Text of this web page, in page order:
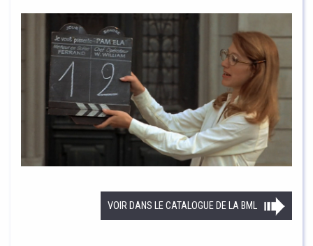
VOIR DANS LE CATALOGUE DE LA BML